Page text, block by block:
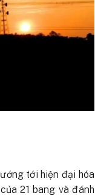
tới hiện đại hóa
21 bang và đánh